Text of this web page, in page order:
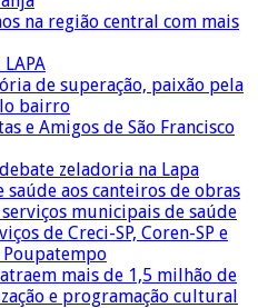
na região central com mais
LAPA
de superação, paixão pela
bairro
e Amigos de São Francisco
zeladoria na Lapa
saúde aos canteiros de obras
municipais de saúde
de Creci-SP, Coren-SP e
mais de 1,5 milhão de
e programação cultural